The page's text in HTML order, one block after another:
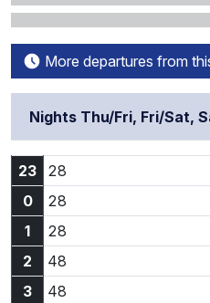
More departures from
Nights Thu/Fri, Fri/Sat,
23 28
0
28
1
28
2
48
3
48